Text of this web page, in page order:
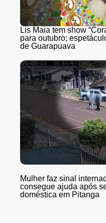
Lis Maia tem show
para outubro;
de Guarapuava
Mulher faz sinal
consegue ajuda após
doméstica em Pitanga